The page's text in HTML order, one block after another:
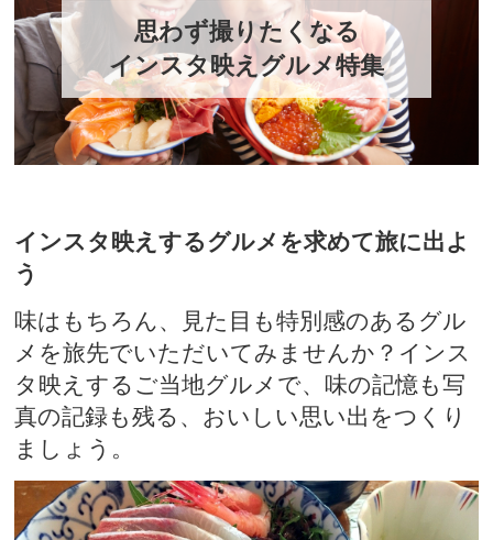
思わず撮りたくなる
インスタ映えグルメ特集
インスタ映えするグルメを求めて旅に出よ
う
味はもちろん、見た目も特別感のあるグル
メを旅先でいただいてみませんか？インス
タ映えするご当地グルメで、味の記憶も写
真の記録も残る、おいしい思い出をつくり
ましょう。